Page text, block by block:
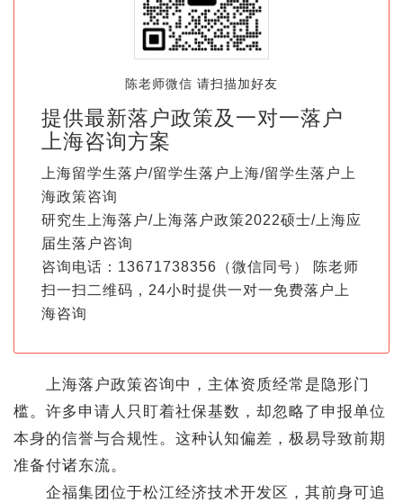
陈老师微信 请扫描加好友
提供最新落户政策及一对一落户
上海咨询方案
上海留学生落户/留学生落户上海/留学生落户上
海政策咨询
研究生上海落户/上海落户政策2022硕士/上海应
届生落户咨询
咨询电话：13671738356（微信同号） 陈老师
扫一扫二维码，24小时提供一对一免费落户上
海咨询
上海落户政策咨询中，主体资质经常是隐形门
槛。许多申请人只盯着社保基数，却忽略了申报单位
本身的信誉与合规性。这种认知偏差，极易导致前期
准备付诸东流。
企福集团位于松江经济技术开发区，其前身可追